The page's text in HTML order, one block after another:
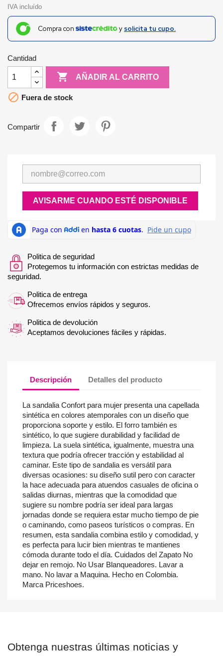
IVA incluído
Compra con y solicita tu cupo.
Cantidad
 AÑADIR AL CARRITO
 Fuera de stock
Compartir
AVISARME CUANDO ESTÉ DISPONIBLE
Politica de seguridad
Protegemos tu información con estrictas medidas de
seguridad.
Politica de entrega
Ofrecemos envíos rápidos y seguros.
Politica de devolución
Aceptamos devoluciones fáciles y rápidas.
Descripción Detalles del producto
La sandalia Confort para mujer presenta una capellada
sintética en colores atemporales con un diseño que
proporciona soporte y estilo. El forro también es
sintético, lo que sugiere durabilidad y facilidad de
limpieza. La suela sintética, igualmente, muestra una
textura que podría ofrecer tracción y estabilidad al
caminar. Este tipo de sandalia es versátil para
diversas ocasiones: su diseño sutil pero con caracter
la hace adecuada para atuendos casuales de oficina o
salidas diurnas, mientras que la comodidad que
sugiere su nombre podría ser ideal para largas
jornadas donde se requiera estar mucho tiempo de pie
o caminando, como paseos turísticos o compras. En
resumen, esta sandalia combina estilo y comodidad, y
es perfecta para lucir bien mientras te mantienes
cómoda durante todo el día. Cuidados del Zapato No
dejar en remojo. No Usar Blanqueadores. Lavar a
mano. No lavar a Maquina. Hecho en Colombia.
Marca Priceshoes.
Obtenga nuestras últimas noticias y